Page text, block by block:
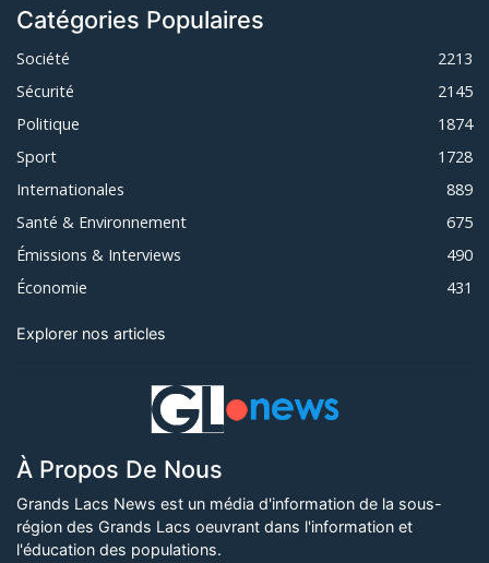
Catégories Populaires
Société
2213
Sécurité
2145
Politique
1874
Sport
1728
Internationales
889
Santé & Environnement
675
Émissions & Interviews
490
Économie
431
Explorer nos articles
À Propos De Nous
Grands Lacs News est un média d'information de la sous-
région des Grands Lacs oeuvrant dans l'information et
l'éducation des populations.